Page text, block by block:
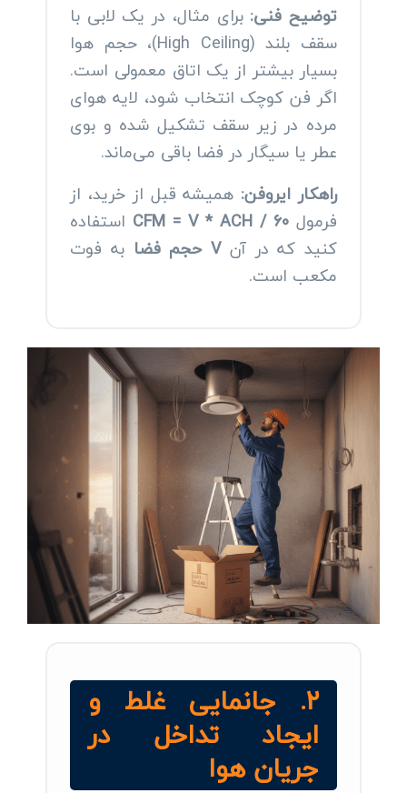
توضیح فنی: برای مثال، در یک لابی با
سقف بلند (High Ceiling)، حجم هوا
بسیار بیشتر از یک اتاق معمولی است.
اگر فن کوچک انتخاب شود، لایه هوای
مرده در زیر سقف تشکیل شده و بوی
عطر یا سیگار در فضا باقی می‌ماند.
راهکار ایروفن: همیشه قبل از خرید، از
فرمول CFM = V * ACH / 60 استفاده
کنید که در آنV حجم فضا به فوت
مکعب است.
۲. جانمایی غلط و
ایجاد تداخل در
جریان هوا